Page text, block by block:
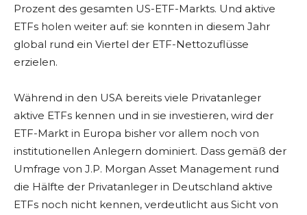
Prozent des gesamten US-ETF-Markts. Und aktive
ETFs holen weiter auf: sie konnten in diesem Jahr
global rund ein Viertel der ETF-Nettozuflüsse
erzielen.
Während in den USA bereits viele Privatanleger
aktive ETFs kennen und in sie investieren, wird der
ETF-Markt in Europa bisher vor allem noch von
institutionellen Anlegern dominiert. Dass gemäß der
Umfrage von J.P. Morgan Asset Management rund
die Hälfte der Privatanleger in Deutschland aktive
ETFs noch nicht kennen, verdeutlicht aus Sicht von